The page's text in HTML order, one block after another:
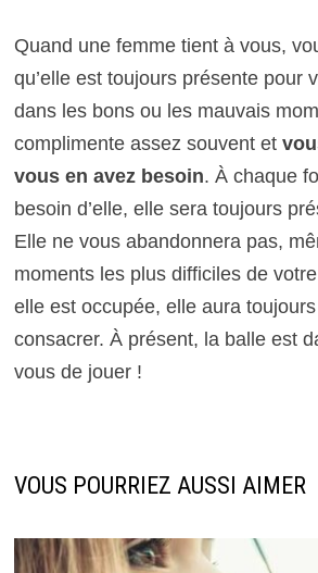
Quand une femme tient à vous,
qu’elle est toujours présente pour
dans les bons ou les mauvais
complimente assez souvent et
vous en avez besoin. À chaque
besoin d’elle, elle sera toujours
Elle ne vous abandonnera pas,
moments les plus difficiles de
elle est occupée, elle aura
consacrer. À présent, la balle est
vous de jouer !
VOUS POURRIEZ AUSSI AIMER